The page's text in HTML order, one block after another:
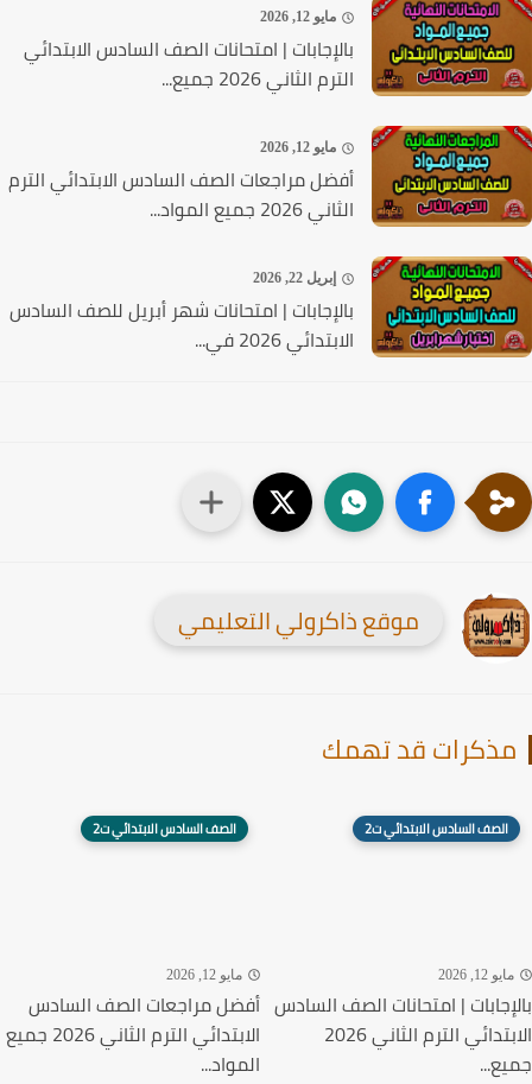
مايو 12, 2026
بالإجابات | امتحانات الصف السادس الابتدائي
الترم الثاني 2026 جميع...
مايو 12, 2026
أفضل مراجعات الصف السادس الابتدائي الترم
الثاني 2026 جميع المواد...
إبريل 22, 2026
بالإجابات | امتحانات شهر أبريل للصف السادس
الابتدائي 2026 في...
موقع ذاكرولي التعليمي
قد تهمك
الصف السادس الابتدائي ت2
12, 2026
| امتحانات الصف السادس
الابتدائي الترم الثاني 2026
الصف السادس الابتدائي ت2
مايو 12, 2026
أفضل مراجعات الصف السادس
الابتدائي الترم الثاني 2026 جميع
المواد...